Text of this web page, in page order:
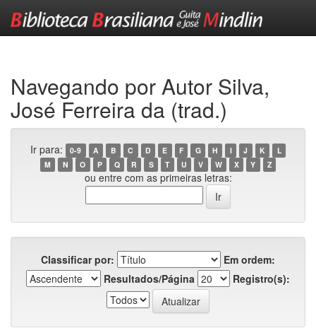
Navegando por Autor Silva,
José Ferreira da (trad.)
Ir para: 0-9 A B C D E F G H I J K
L
M
N O P Q R S T U V W X Y Z
ou entre com as primeiras letras:
Classificar por:
Em ordem:
Resultados/Página
Registro(s):